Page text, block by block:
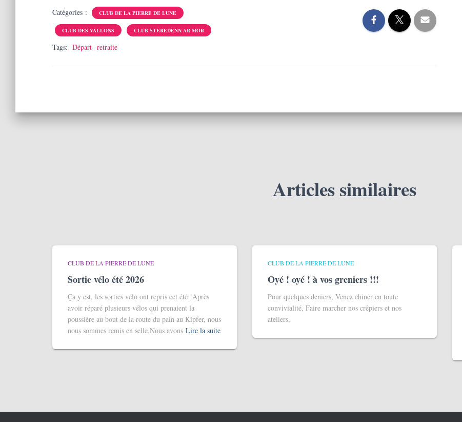
Catégories : CLUB DE LA PIERRE DE LUNE
CLUB DES VALLONS CLUB STEREDENN AR MOR
Tags: Départ retraite
Articles similaires
CLUB DE LA PIERRE DE LUNE
Sortie vélo été 2026
Ça y est, les sorties vélo ont repris cet été !Après
avoir réparé plusieurs vélos qui prenaient la
poussière au bout de la route du pain au Kipfer, nous
nous sommes remis en selle.Nous avons Lire la suite
CLUB DE LA PIERRE DE LUNE
Oyé ! oyé ! à vos greniers !!!
Pour quelques deniers, Venez chiner en toute
convivialité, Faire marcher nos crêpiers et nos
ateliers,